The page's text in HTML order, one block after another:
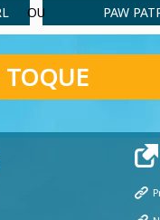
OU PAW
TOQUE